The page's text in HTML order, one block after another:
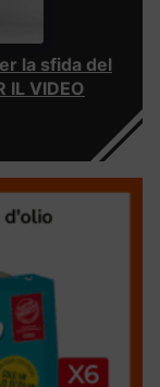
la sfida del
IL VIDEO